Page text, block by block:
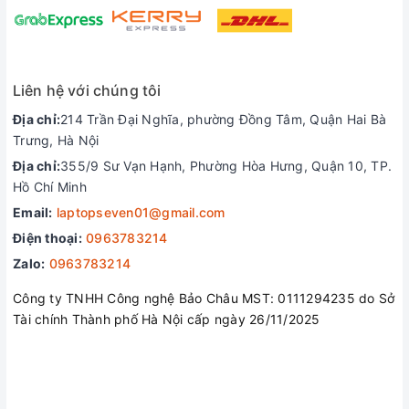
Kết luận: HP Omen 15 en1570wm AMD là một chiếc máy vô
cùng sáng giá với một thiết kế đơn giản nhưng đẹp mắt, một
Liên hệ với chúng tôi
Địa chỉ:214 Trần Đại Nghĩa, phường Đồng Tâm, Quận Hai Bà
Trưng, Hà Nội
Địa chỉ:355/9 Sư Vạn Hạnh, Phường Hòa Hưng, Quận 10, TP.
Hồ Chí Minh
Email: laptopseven01@gmail.com
Điện thoại: 0963783214
Zalo: 0963783214
Công ty TNHH Công nghệ Bảo Châu MST: 0111294235 do Sở
Tài chính Thành phố Hà Nội cấp ngày 26/11/2025